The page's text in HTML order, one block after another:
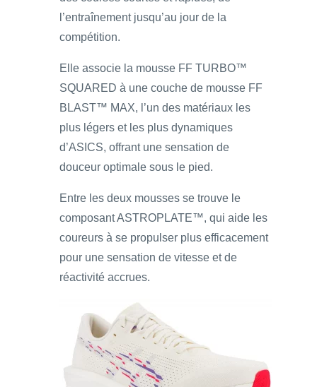
l’entraînement jusqu’au jour de la
compétition.
Elle associe la mousse FF TURBO™
SQUARED à une couche de mousse FF
BLAST™ MAX, l’un des matériaux les
plus légers et les plus dynamiques
d’ASICS, offrant une sensation de
douceur optimale sous le pied.
Entre les deux mousses se trouve le
composant ASTROPLATE™, qui aide les
coureurs à se propulser plus efficacement
pour une sensation de vitesse et de
réactivité accrues.